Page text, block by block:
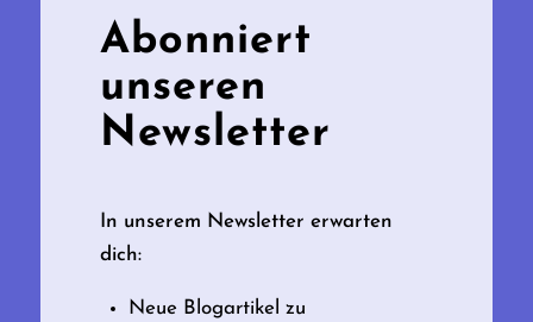
Abonniert
unseren
Newsletter
In unserem Newsletter erwarten
dich:
Neue Blogartikel zu